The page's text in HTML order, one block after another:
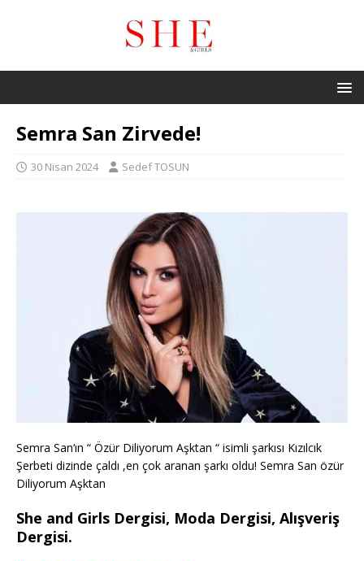
Semra San Zirvede!
30 Nisan 2024 Sedef TOSUN
Semra San‘ın “ Özür Diliyorum Aşktan “ isimli şarkısı Kızılcık
Şerbeti dizinde çaldı ,en çok aranan şarkı oldu! Semra San özür
Diliyorum Aşktan
She and Girls Dergisi, Moda Dergisi, Alışveriş
Dergisi.